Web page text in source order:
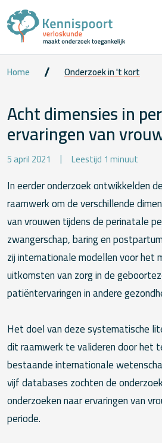
Home Onderzoek in 't kort
Acht dimensies in
ervaringen van
5 april 2021 Leestijd 1 minuut
In eerder onderzoek ontwikkelden
raamwerk om de verschillende
van vrouwen tijdens de perinatale
zwangerschap, baring en
zij internationale modellen voor het
uitkomsten van zorg in de
patiëntervaringen in andere
Het doel van deze systematische
dit raamwerk te valideren door het
bestaande internationale
vijf databases zochten de
onderzoeken naar ervaringen van
periode.